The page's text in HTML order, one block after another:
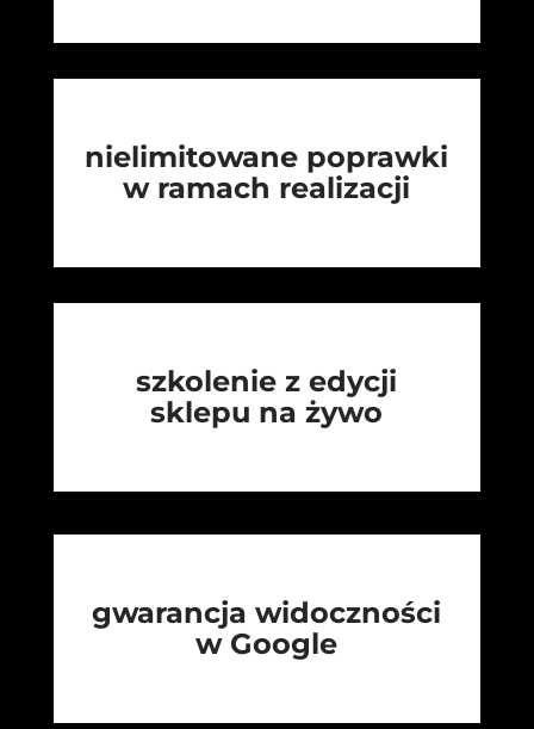
nielimitowane poprawki
w ramach realizacji
szkolenie z edycji
sklepu na żywo
gwarancja widoczności
w Google